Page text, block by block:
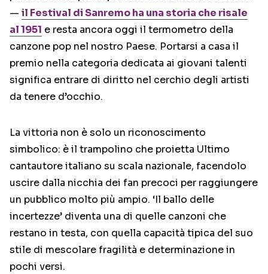
— il Festival di Sanremo ha una storia che risale
al 1951 e resta ancora oggi il termometro della
canzone pop nel nostro Paese. Portarsi a casa il
premio nella categoria dedicata ai giovani talenti
significa entrare di diritto nel cerchio degli artisti
da tenere d’occhio.
La vittoria non è solo un riconoscimento
simbolico: è il trampolino che proietta Ultimo
cantautore italiano su scala nazionale, facendolo
uscire dalla nicchia dei fan precoci per raggiungere
un pubblico molto più ampio. ‘Il ballo delle
incertezze’ diventa una di quelle canzoni che
restano in testa, con quella capacità tipica del suo
stile di mescolare fragilità e determinazione in
pochi versi.